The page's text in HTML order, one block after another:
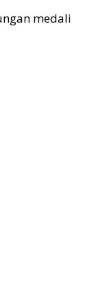
medali